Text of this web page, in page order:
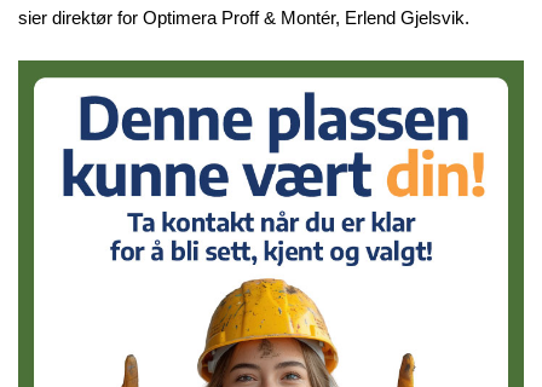
sier direktør for Optimera Proff & Montér, Erlend Gjelsvik.